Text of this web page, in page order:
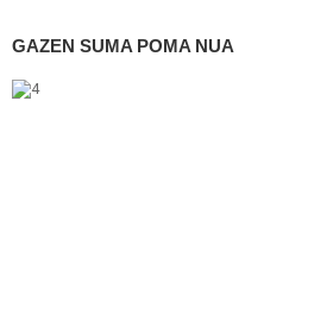
GAZEN SUMA POMA NUA